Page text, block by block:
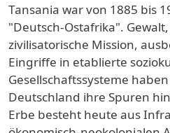
Tansania war von 1885 bis
"Deutsch-Ostafrika".
zivilisatorische Mission,
Eingriffe in etablierte
Gesellschaftssysteme
Deutschland ihre Spuren
Erbe besteht heute aus